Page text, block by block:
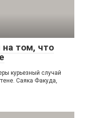
на том, что
курьезный случай
Саяка Факуда,